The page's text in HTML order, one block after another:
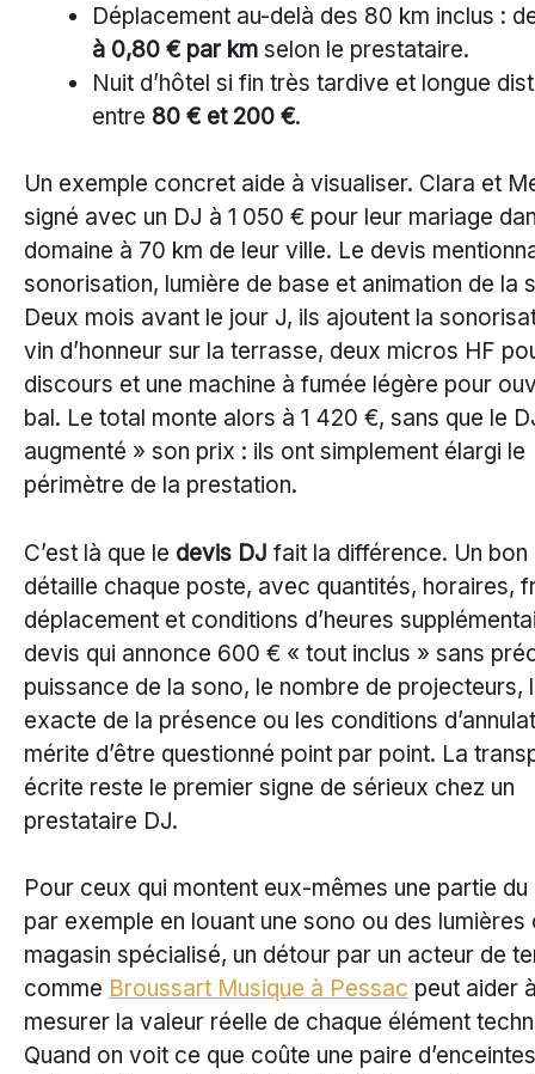
Déplacement au-delà des 80 km inclus :
à 0,80 € par km selon le prestataire.
Nuit d’hôtel si fin très tardive et longue
entre 80 € et 200 €.
Un exemple concret aide à visualiser. Clara et
signé avec un DJ à 1 050 € pour leur mariage
domaine à 70 km de leur ville. Le devis
sonorisation, lumière de base et animation de la
Deux mois avant le jour J, ils ajoutent la
vin d’honneur sur la terrasse, deux micros HF
discours et une machine à fumée légère pour
bal. Le total monte alors à 1 420 €, sans que le
augmenté » son prix : ils ont simplement élargi le
périmètre de la prestation.
C’est là que le devis DJ fait la différence. Un bon
détaille chaque poste, avec quantités, horaires,
déplacement et conditions d’heures
devis qui annonce 600 € « tout inclus » sans
puissance de la sono, le nombre de projecteurs,
exacte de la présence ou les conditions
mérite d’être questionné point par point. La
écrite reste le premier signe de sérieux chez un
prestataire DJ.
Pour ceux qui montent eux-mêmes une partie du
par exemple en louant une sono ou des lumières
magasin spécialisé, un détour par un acteur de
comme Broussart Musique à Pessac peut aider
mesurer la valeur réelle de chaque élément
Quand on voit ce que coûte une paire